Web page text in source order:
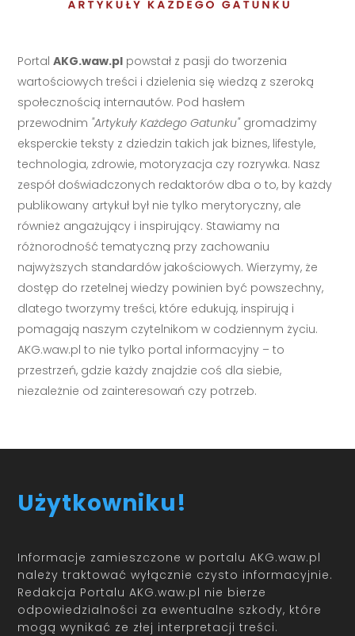
PortalAKG.waw.pl powstał z pasji do tworzenia
wartościowych treści i dzielenia się wiedzą z szeroką
społecznością internautów. Pod hasłem
przewodnim "Artykuły Każdego Gatunku"gromadzimy
eksperckie teksty z dziedzin takich jak biznes, lifestyle,
technologia, zdrowie, motoryzacja czy rozrywka. Nasz
zespół doświadczonych redaktorów dba o to, by każdy
publikowany artykuł był nie tylko merytoryczny, ale
również angażujący i inspirujący. Stawiamy na
różnorodność tematyczną przy zachowaniu
najwyższych standardów jakościowych. Wierzymy, że
dostęp do rzetelnej wiedzy powinien być powszechny,
dlatego tworzymy treści, które edukują, inspirują i
pomagają naszym czytelnikom w codziennym życiu.
AKG.waw.pl to nie tylko portal informacyjny – to
przestrzeń, gdzie każdy znajdzie coś dla siebie,
niezależnie od zainteresowań czy potrzeb.
Użytkowniku!
Informacje zamieszczone w portalu AKG.waw.pl
należy traktować wyłącznie czysto informacyjnie.
Redakcja Portalu AKG.waw.pl nie bierze
odpowiedzialności za ewentualne szkody, które
mogą wynikać ze złej interpretacji treści.